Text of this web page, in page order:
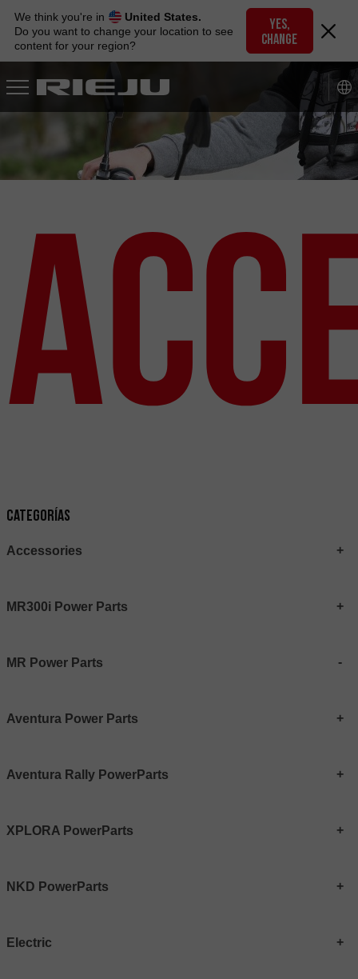
navigation
content
We think you're in
United States.
Do you want to change your location to see
content for your region?
YES,
CHANGE
Categorías
Accessories
MR300i Power Parts
MR Power Parts
Aventura Power Parts
Aventura Rally PowerParts
XPLORA PowerParts
NKD PowerParts
Electric